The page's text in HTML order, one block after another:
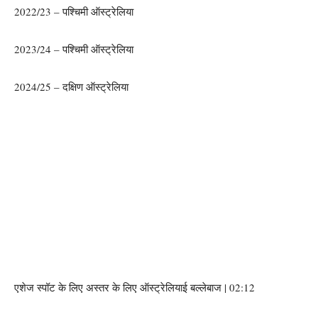
2022/23 – पश्चिमी ऑस्ट्रेलिया
2023/24 – पश्चिमी ऑस्ट्रेलिया
2024/25 – दक्षिण ऑस्ट्रेलिया
एशेज स्पॉट के लिए अस्तर के लिए ऑस्ट्रेलियाई बल्लेबाज | 02:12